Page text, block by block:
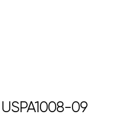
USPA1008-09